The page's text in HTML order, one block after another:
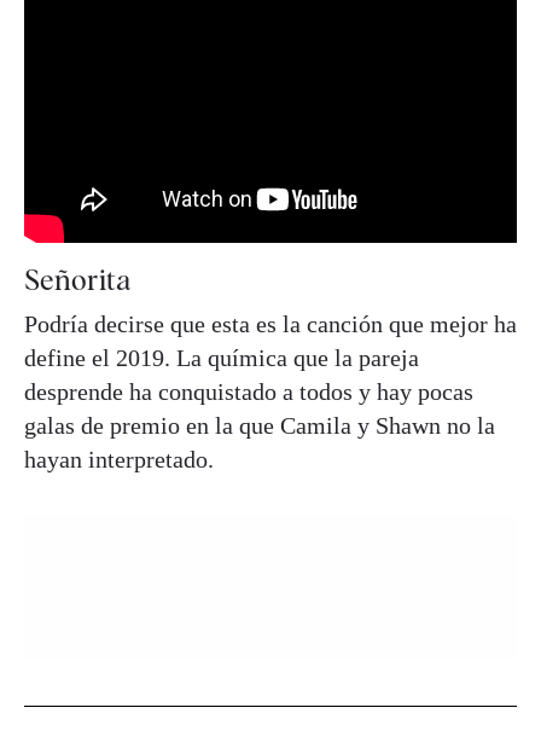
Señorita
Podría decirse que esta es la canción que mejor ha
define el 2019. La química que la pareja
desprende ha conquistado a todos y hay pocas
galas de premio en la que Camila y Shawn no la
hayan interpretado.